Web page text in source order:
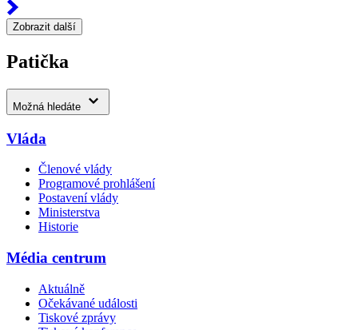
Zobrazit další
Patička
Možná hledáte
Vláda
Členové vlády
Programové prohlášení
Postavení vlády
Ministerstva
Historie
Média centrum
Aktuálně
Očekávané události
Tiskové zprávy